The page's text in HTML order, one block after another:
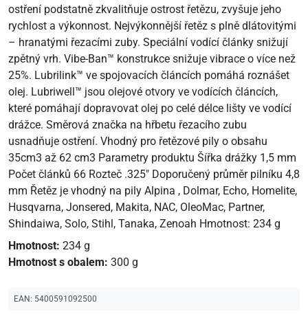
ostření podstatně zkvalitňuje ostrost řetězu, zvyšuje jeho
rychlost a výkonnost. Nejvýkonnější řetěz s plně dlátovitými
– hranatými řezacími zuby. Speciální vodící články snižují
zpětný vrh. Vibe-Ban™ konstrukce snižuje vibrace o více než
25%. Lubrilink™ ve spojovacích článcích pomáhá roznášet
olej. Lubriwell™ jsou olejové otvory ve vodících článcích,
které pomáhají dopravovat olej po celé délce lišty ve vodící
drážce. Směrová značka na hřbetu řezacího zubu
usnadňuje ostření. Vhodný pro řetězové pily o obsahu
35cm3 až 62 cm3 Parametry produktu Šířka drážky 1,5 mm
Počet článků 66 Rozteč .325" Doporučený průměr pilníku 4,8
mm Řetěz je vhodný na pily Alpina , Dolmar, Echo, Homelite,
Husqvarna, Jonsered, Makita, NAC, OleoMac, Partner,
Shindaiwa, Solo, Stihl, Tanaka, Zenoah Hmotnost: 234 g
Hmotnost: 234 g
Hmotnost s obalem: 300 g
EAN: 5400591092500